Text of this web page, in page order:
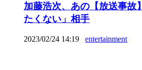
加藤浩次、あの【放送事故
たくない」相手
2023/02/24 14:19 entertainment